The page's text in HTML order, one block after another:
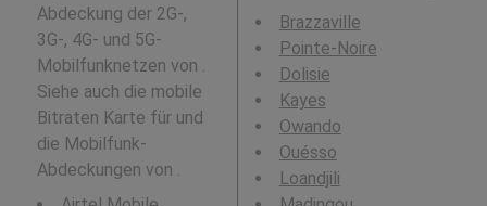
Abdeckung der 2G-,
3G-, 4G- und 5G-
Mobilfunknetzen von .
Siehe auch die mobile
Bitraten Karte für und
die Mobilfunk-
Abdeckungen von .
Brazzaville
Pointe-Noire
Dolisie
Kayes
Owando
Ouésso
Loandjili